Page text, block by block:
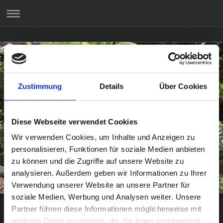
Zustimmung Details Über Cookies
Diese Webseite verwendet Cookies
Wir verwenden Cookies, um Inhalte und Anzeigen zu
personalisieren, Funktionen für soziale Medien anbieten
zu können und die Zugriffe auf unsere Website zu
analysieren. Außerdem geben wir Informationen zu Ihrer
Verwendung unserer Website an unsere Partner für
soziale Medien, Werbung und Analysen weiter. Unsere
Partner führen diese Informationen möglicherweise mit
weiteren Daten zusammen, die Sie ihnen bereitgestellt
Steingalerie Gerdau